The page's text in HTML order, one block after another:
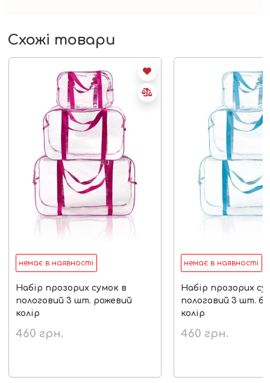
Схожі товари
немає в наявності
Набір прозорих сумок в
пологовий 3 шт. рожевий
колір
460 грн.
немає в наявності
Набір прозорих
пологовий 3 шт.
колір
460 грн.